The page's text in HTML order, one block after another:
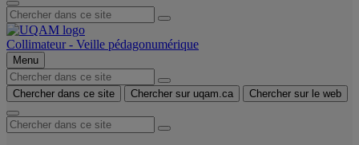
Collimateur - Veille pédagonumérique
Menu
Chercher dans ce site Chercher sur uqam.ca Chercher sur le web